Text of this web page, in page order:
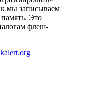
мы записываем
Это
флеш-